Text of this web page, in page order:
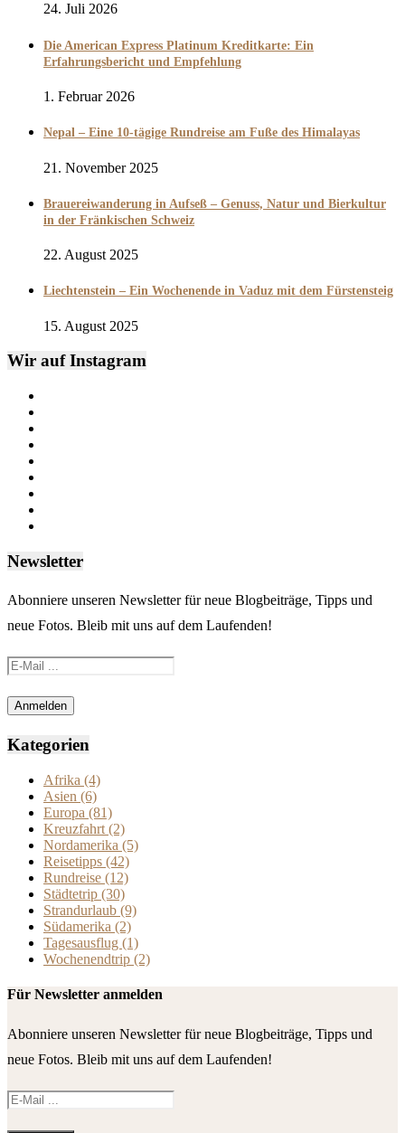
24. Juli 2026
Die American Express Platinum Kreditkarte: Ein
Erfahrungsbericht und Empfehlung
1. Februar 2026
Nepal – Eine 10-tägige Rundreise am Fuße des Himalayas
21. November 2025
Brauereiwanderung in Aufseß – Genuss, Natur und Bierkultur
in der Fränkischen Schweiz
22. August 2025
Liechtenstein – Ein Wochenende in Vaduz mit dem Fürstensteig
15. August 2025
Wir auf Instagram
Newsletter
Abonniere unseren Newsletter für neue Blogbeiträge, Tipps und
neue Fotos. Bleib mit uns auf dem Laufenden!
Kategorien
Afrika (4)
Asien (6)
Europa (81)
Kreuzfahrt (2)
Nordamerika (5)
Reisetipps (42)
Rundreise (12)
Städtetrip (30)
Strandurlaub (9)
Südamerika (2)
Tagesausflug (1)
Wochenendtrip (2)
Für Newsletter anmelden
Abonniere unseren Newsletter für neue Blogbeiträge, Tipps und
neue Fotos. Bleib mit uns auf dem Laufenden!